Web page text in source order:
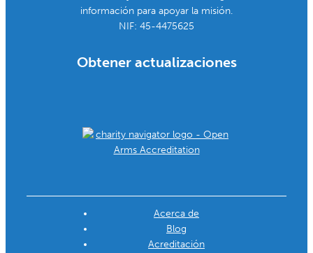
información para apoyar la misión.
NIF: 45-4475625
Obtener actualizaciones
Acerca de
Blog
Acreditación